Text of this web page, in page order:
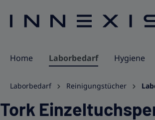
Home Laborbedarf Hygiene
Laborbedarf Reinigungstücher
Tork